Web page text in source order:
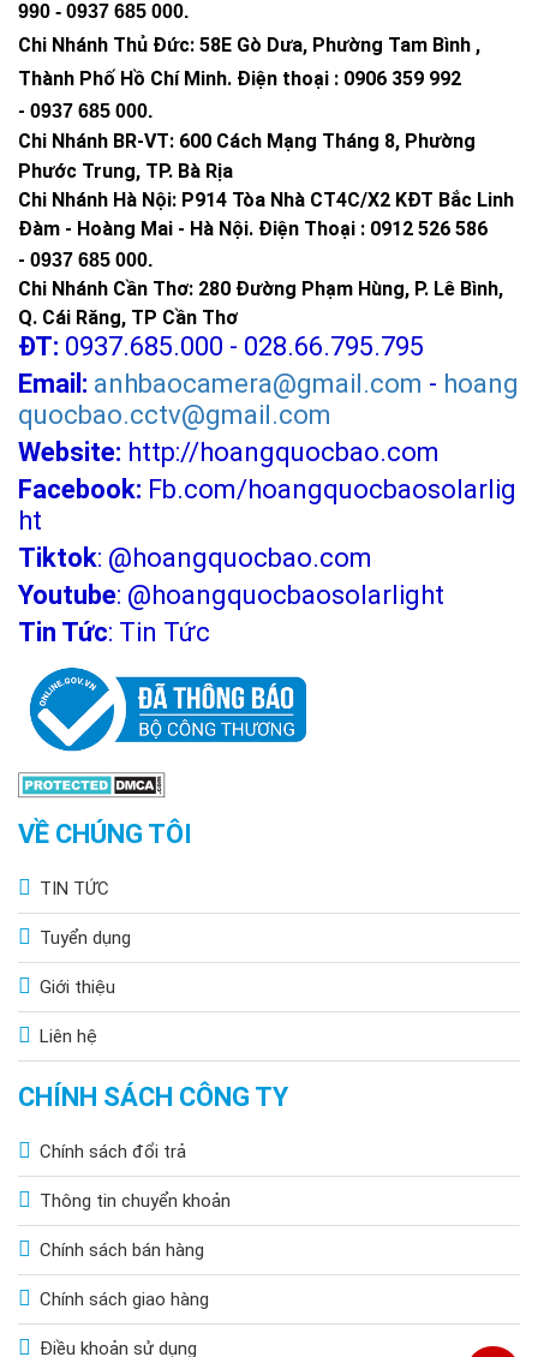
990 - 0937 685 000.
Chi Nhánh Thủ Đức: 58E Gò Dưa, Phường Tam Bình ,
Thành Phố Hồ Chí Minh. Điện thoại : 0906 359 992
- 0937 685 000.
Chi Nhánh BR-VT: 600 Cách Mạng Tháng 8, Phường
Phước Trung, TP. Bà Rịa
Chi Nhánh Hà Nội: P914 Tòa Nhà CT4C/X2 KĐT Bắc Linh
Đàm - Hoàng Mai - Hà Nội. Điện Thoại : 0912 526 586
- 0937 685 000.
Chi Nhánh Cần Thơ: 280 Đường Phạm Hùng, P. Lê Bình,
Q. Cái Răng, TP Cần Thơ
ĐT: 0937.685.000 - 028.66.795.795
Email: anhbaocamera@gmail.com - hoang
quocbao.cctv@gmail.com
Website: http://hoangquocbao.com
Facebook: Fb.com/hoangquocbaosolarlig
ht
Tiktok: @hoangquocbao.com
Youtube: @hoangquocbaosolarlight
Tin Tức: Tin Tức
VỀ CHÚNG TÔI
TIN TỨC
Tuyển dụng
Giới thiệu
Liên hệ
CHÍNH SÁCH CÔNG TY
Chính sách đổi trả
Thông tin chuyển khoản
Chính sách bán hàng
Chính sách giao hàng
Điều khoản sử dụng